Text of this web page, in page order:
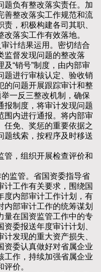
题负有整改落实责任。加
善整改落实工作规范和流
，积极构建各司其职、
落实工作有效落地。
计结果运用。密切结合
监督发现问题的整改落
“销号”制度，由内部审
题进行审核认定、验收销
的问题开展跟踪审计和整
一反三整改机制，确保
报制度，将审计发现问题
围内进行通报。将内部审
任免、奖惩的重要依据之
题线索，按程序及时移送
，组织开展检查评价和
监管。省国资委指导省
计工作有关要求，围绕国
度内部审计工作计划，有
部审计工作的统筹谋划
量在国资监管工作中的专
委报送年度审计计划、
发现的重大资产损失、
资委认真做好对省属企业
工作，持续加强省属企业
价。